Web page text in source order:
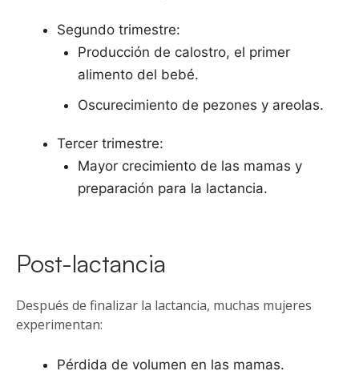
Segundo trimestre:
Producción de calostro, el primer
alimento del bebé.
Oscurecimiento de pezones y areolas.
Tercer trimestre:
Mayor crecimiento de las mamas y
preparación para la lactancia.
Post-lactancia
Después de finalizar la lactancia, muchas mujeres
experimentan:
Pérdida de volumen en las mamas.